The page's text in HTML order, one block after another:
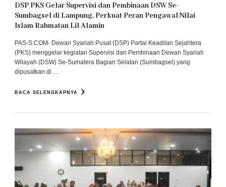
DSP PKS Gelar Supervisi dan Pembinaan DSW Se-
Sumbagsel di Lampung, Perkuat Peran Pengawal Nilai
Islam Rahmatan Lil Alamin
PAS-S.COM- Dewan Syariah Pusat (DSP) Partai Keadilan Sejahtera
(PKS) menggelar kegiatan Supervisi dan Pembinaan Dewan Syariah
Wilayah (DSW) Se-Sumatera Bagian Selatan (Sumbagsel) yang
dipusatkan di …
BACA SELENGKAPNYA